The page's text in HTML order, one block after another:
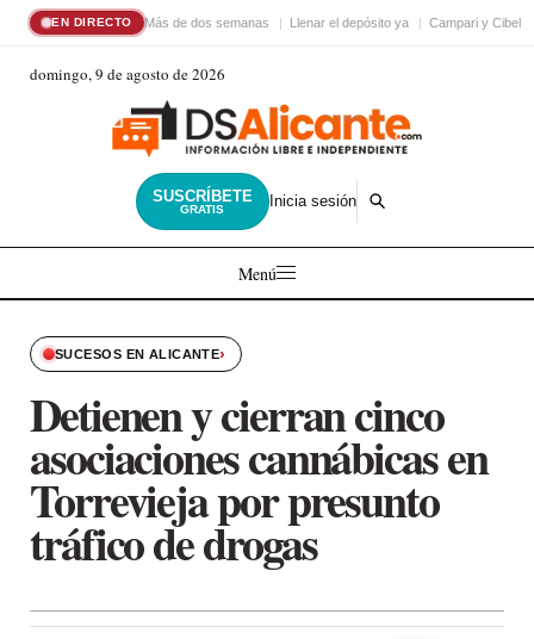
EN DIRECTO Más de dos semanas Llenar el depósito ya Campari y
domingo, 9 de agosto de 2026
SUSCRÍBETE
GRATIS Inicia sesión
Menú
SUCESOS EN ALICANTE›
Detienen y cierran cinco
asociaciones cannábicas en
Torrevieja por presunto
tráfico de drogas